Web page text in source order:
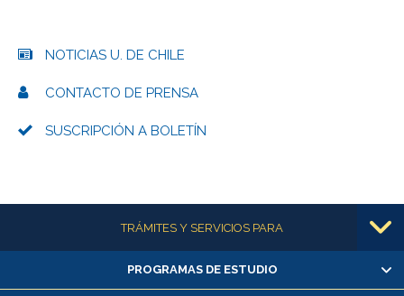
NOTICIAS U. DE CHILE
CONTACTO DE PRENSA
SUSCRIPCIÓN A BOLETÍN
Más informaciónTRÁMITES Y SERVICIOS PARA
Alumnas/os y exalumnas/os
PROGRAMAS DE ESTUDIO